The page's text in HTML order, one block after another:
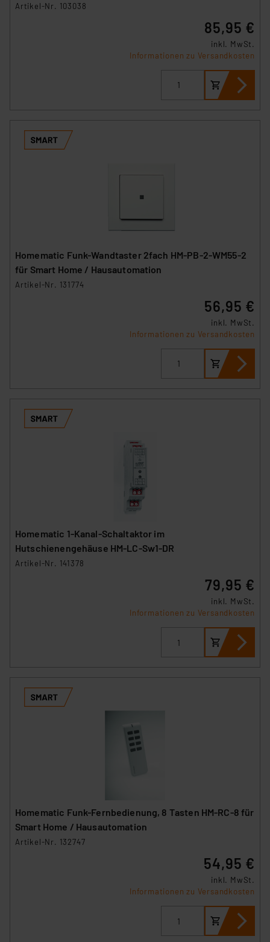
Artikel-Nr. 103038
85,95 €
inkl. MwSt.
Informationen zu Versandkosten
Homematic Funk-Wandtaster 2fach HM-PB-2-WM55-2
für Smart Home / Hausautomation
Artikel-Nr. 131774
56,95 €
inkl. MwSt.
Informationen zu Versandkosten
Homematic 1-Kanal-Schaltaktor im
Hutschienengehäuse HM-LC-Sw1-DR
Artikel-Nr. 141378
79,95 €
inkl. MwSt.
Informationen zu Versandkosten
Homematic Funk-Fernbedienung, 8 Tasten HM-RC-8 für
Smart Home / Hausautomation
Artikel-Nr. 132747
54,95 €
inkl. MwSt.
Informationen zu Versandkosten